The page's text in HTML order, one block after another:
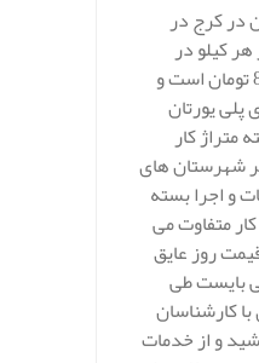
در کرج در
کیلو در
800.000 الی 850.000 تومان است و
یورتان
متراژ کار
شهرستان های
و اجرا بسته
متفاوت می
روز عایق
بایست طی
کارشناسان
و از خدمات